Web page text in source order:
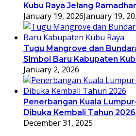
Kubu Raya Jelang
January 19, 2026January 19,
Tugu Mangrove dan
Simbol Baru Kabupaten
January 2, 2026
Penerbangan Kuala
Dibuka Kembali Tahun 2026
December 31, 2025